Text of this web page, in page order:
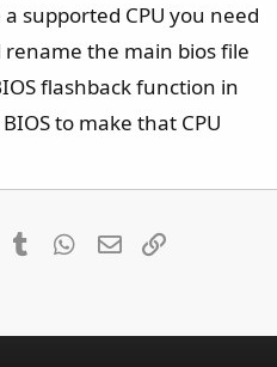
supported CPU you need
the main bios file
flashback function in
to make that CPU
Pinterest
Tumblr WhatsApp
Email